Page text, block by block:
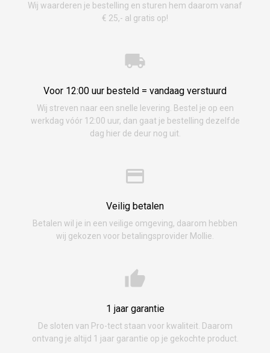
Wij waarderen je bestelling en sturen hem daarom vanaf
€ 25,- al gratis op!
Voor 12:00 uur besteld = vandaag verstuurd
Wij streven naar een snelle levering. Bestel je op een
werkdag vóór 12:00 uur, dan gaat je bestelling dezelfde
dag hier de deur nog uit.
Veilig betalen
Betalen wil je in een veilige omgeving, daarom hebben
wij gekozen voor betalingsprovider Mollie.
1 jaar garantie
De sloten van Pro-tect staan voor kwaliteit. Daarom
ontvang je altijd 1 jaar garantie op je gekochte product.